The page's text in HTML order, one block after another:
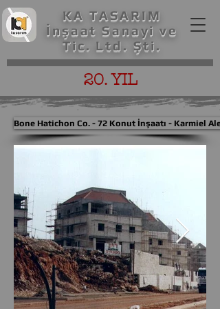
KA TASARIM
İnşaat Sanayi ve
Tic. Ltd. Şti.
20. YIL
Bone Hatichon Co. - 72 Konut İnşaatı - Karmiel Alef